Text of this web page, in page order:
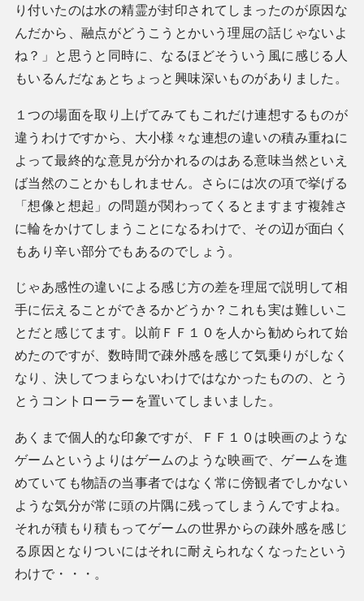
り付いたのは水の精霊が封印されてしまったのが原因な
んだから、融点がどうこうとかいう理屈の話じゃないよ
ね？」と思うと同時に、なるほどそういう風に感じる人
もいるんだなぁとちょっと興味深いものがありました。
１つの場面を取り上げてみてもこれだけ連想するものが
違うわけですから、大小様々な連想の違いの積み重ねに
よって最終的な意見が分かれるのはある意味当然といえ
ば当然のことかもしれません。さらには次の項で挙げる
「想像と想起」の問題が関わってくるとますます複雑さ
に輪をかけてしまうことになるわけで、その辺が面白く
もあり辛い部分でもあるのでしょう。
じゃあ感性の違いによる感じ方の差を理屈で説明して相
手に伝えることができるかどうか？これも実は難しいこ
とだと感じてます。以前ＦＦ１０を人から勧められて始
めたのですが、数時間で疎外感を感じて気乗りがしなく
なり、決してつまらないわけではなかったものの、とう
とうコントローラーを置いてしまいました。
あくまで個人的な印象ですが、ＦＦ１０は映画のような
ゲームというよりはゲームのような映画で、ゲームを進
めていても物語の当事者ではなく常に傍観者でしかない
ような気分が常に頭の片隅に残ってしまうんですよね。
それが積もり積もってゲームの世界からの疎外感を感じ
る原因となりついにはそれに耐えられなくなったという
わけで・・・。